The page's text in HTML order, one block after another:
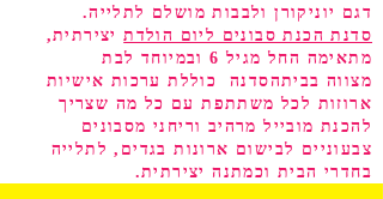
דגם יוניקורן ולבבות מושלם לתלייה.
סדנת הכנת סבונים ליום הולדתיצירתית,
מתאימה החל מגיל 6 ובמיוחד לבת
מצווה בביתהסדנה
כוללת ערכות אישיות
ארוזות לכל משתתפת עם כל מה שצריך
להכנת מובייל מרהיב וריחני מסבונים
צבעוניים לבישום ארונות בגדים, לתלייה
בחדרי הבית וכמתנה יצירתית.